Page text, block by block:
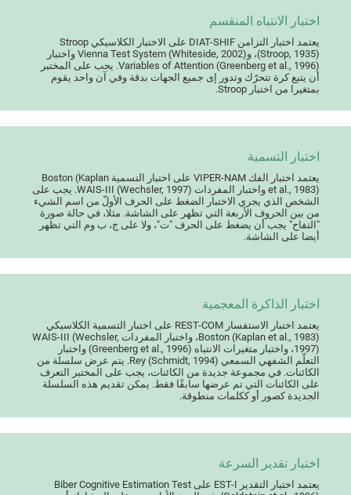
اختبار الانتباه المنقسم
يعتمد اختبار التزامن DIAT-SHIF على الاختبار الكلاسيكي Stroop
(Stroop, 1935)، وVienna Test System (Whiteside, 2002) واختبار
Variables of Attention (Greenberg et al., 1996). يجب على المختبر
أن يتبع كرة تتحرّك وتدور إى جميع الجهات بدقة وفي آن واحد يقوم
بمتغيرا من اختبار Stroop.
اختبار التسمية
يعتمد اختبار الفك VIPER-NAM على اختبار التسمية Boston (Kaplan
et al., 1983) واختبار المفردات WAIS-III (Wechsler, 1997). يجب على
الشخص الذي يجري الاختبار الضغط على الحرف الأولّ من اسم الشيء
من بين الحروف الأربعة التي تظهر على الشاشة. مثلا، في حالة صورة
"التفاح" يجب أن يضغط على الحرف "ت"، ولا على ج، ب وم التي تظهر
أيضا على الشاشة.
اختبار الذاكرة المعجمية
يعتمد اختبار الاستفسار REST-COM على اختبار التسمية الكلاسيكي
Boston (Kaplan et al., 1983)، واختبار المفردات WAIS-III (Wechsler,
1997)، واختبار متغيرات الانتباه (Greenberg et al., 1996) واختبار
التعلّم الشفهي السمعي Rey (Schmidt, 1994). يتم عرض سلسلة من
الكائنات. في مجموعة جديدة من الكائنات، يجب على المختبر التعرف
على الكائنات التي تم عرضها سابقًا فقط. يمكن تقديم هذه السلسلة
الجديدة كصور أو ككلمات منطوقة.
اختبار تقدير السرعة
يعتمد اختبار التقدير EST-I على Biber Cognitive Estimation Test